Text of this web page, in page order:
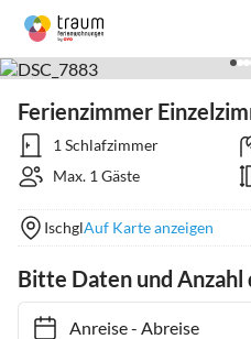
Ferienzimmer
1 Schlafzimmer
Max. 1 Gäste
IschglAuf Karte anzeigen
Bitte Daten und Anzahl
Anreise- Abreise